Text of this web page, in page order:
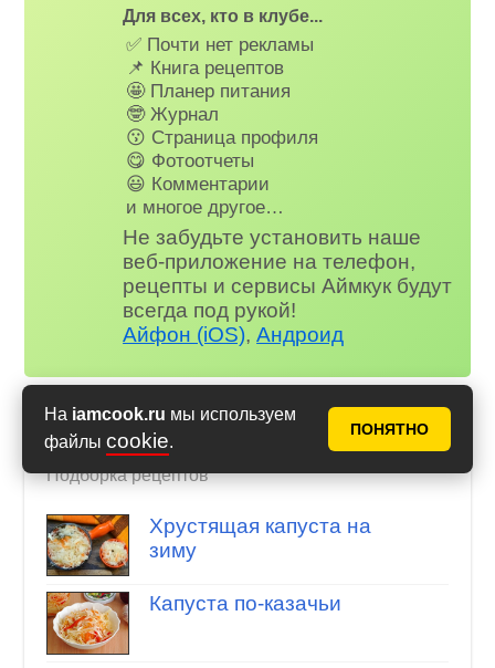
На iamcook.ru мы используем
файлы cookie.
ПОНЯТНО
Для всех, кто в клубе...
✅ Почти нет рекламы
📌 Книга рецептов
🤩 Планер питания
🤓 Журнал
😗 Страница профиля
😋 Фотоотчеты
😃 Комментарии
и многое другое…
Не забудьте установить наше
веб-приложение на телефон,
рецепты и сервисы Аймкук будут
всегда под рукой!
Айфон (iOS),Андроид
Капуста квашеная
Подборка рецептов
Хрустящая капуста на
зиму
Капуста по-казачьи